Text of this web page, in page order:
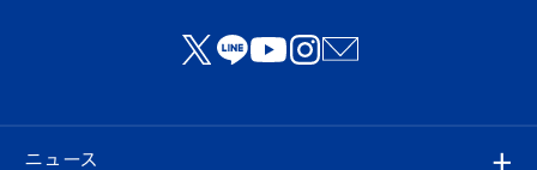
ニュース